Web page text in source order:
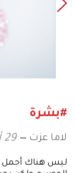
#بشرة
لاما عزت 29 أكتوبر 2017
ليس هناك أجمل